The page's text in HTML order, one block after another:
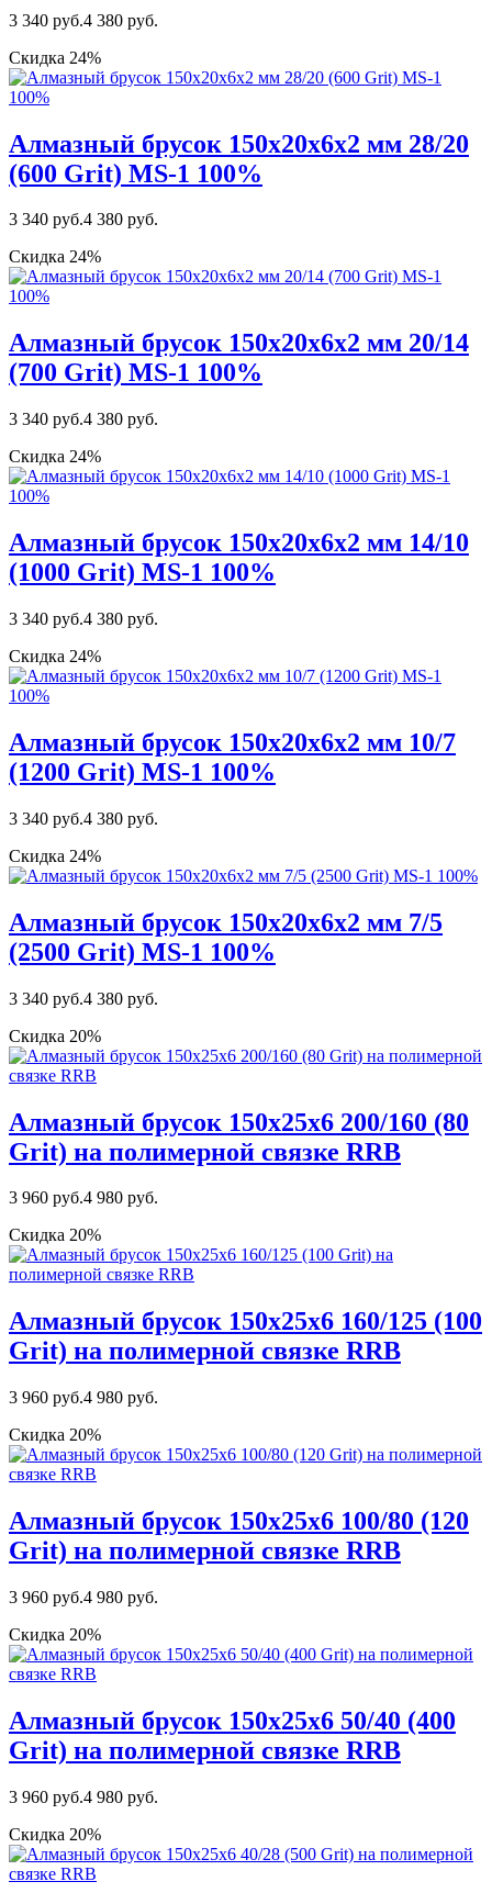
3 340 руб.4 380 руб.
Скидка 24%
Алмазный брусок 150х20х6х2 мм 28/20
(600 Grit) MS-1 100%
3 340 руб.4 380 руб.
Скидка 24%
Алмазный брусок 150х20х6х2 мм 20/14
(700 Grit) MS-1 100%
3 340 руб.4 380 руб.
Скидка 24%
Алмазный брусок 150х20х6х2 мм 14/10
(1000 Grit) MS-1 100%
3 340 руб.4 380 руб.
Скидка 24%
Алмазный брусок 150х20х6х2 мм 10/7
(1200 Grit) MS-1 100%
3 340 руб.4 380 руб.
Скидка 24%
Алмазный брусок 150х20х6х2 мм 7/5
(2500 Grit) МS-1 100%
3 340 руб.4 380 руб.
Скидка 20%
Алмазный брусок 150х25х6 200/160 (80
Grit) на полимерной связке RRB
3 960 руб.4 980 руб.
Скидка 20%
Алмазный брусок 150х25х6 160/125 (100
Grit) на полимерной связке RRB
3 960 руб.4 980 руб.
Скидка 20%
Алмазный брусок 150х25х6 100/80 (120
Grit) на полимерной связке RRB
3 960 руб.4 980 руб.
Скидка 20%
Алмазный брусок 150х25х6 50/40 (400
Grit) на полимерной связке RRB
3 960 руб.4 980 руб.
Скидка 20%